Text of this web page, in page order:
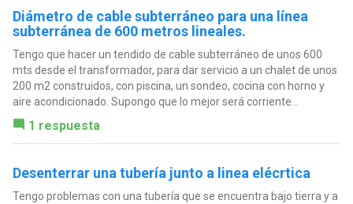
Diámetro de cable subterráneo para una línea
subterránea de 600 metros lineales.
Tengo que hacer un tendido de cable subterráneo de unos 600
mts desde el transformador, para dar servicio a un chalet de unos
200 m2 construidos, con piscina, un sondeo, cocina con horno y
aire acondicionado. Supongo que lo mejor será corriente...
1 respuesta
Desenterrar una tubería junto a linea elécrtica
Tengo problemas con una tubería que se encuentra bajo tierra y a